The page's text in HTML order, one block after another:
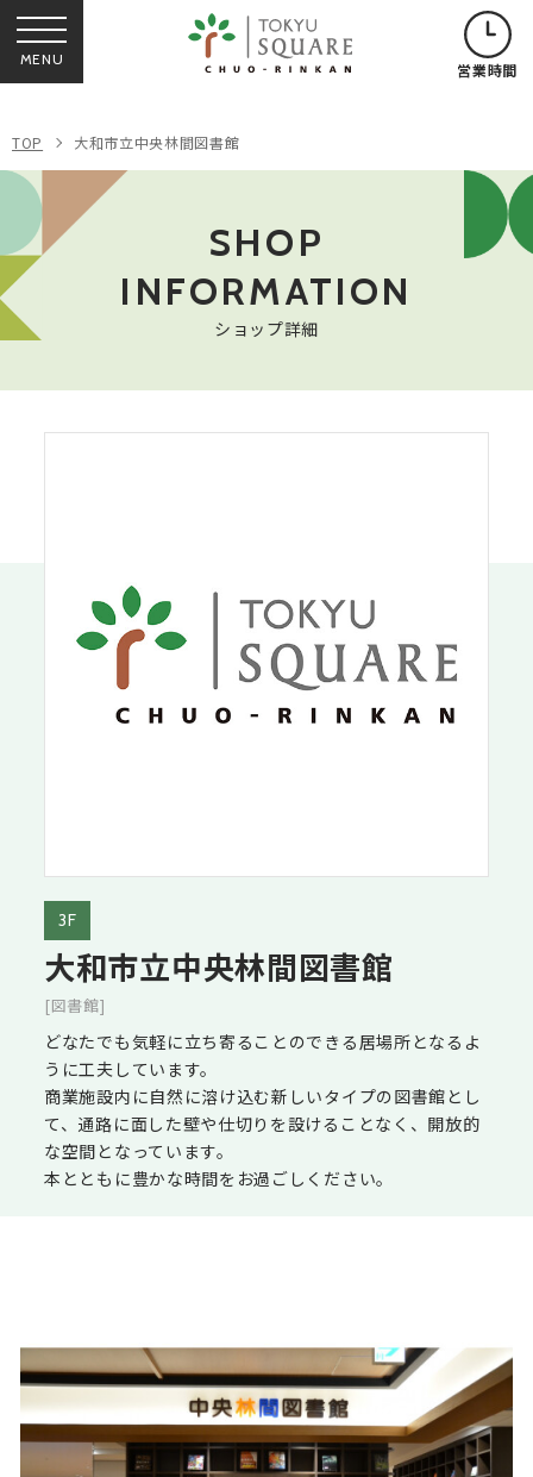
MENU 営業時間
TOP 大和市立中央林間図書館
SHOP
INFORMATION
ショップ詳細
3F
大和市立中央林間図書館
[図書館]
どなたでも気軽に立ち寄ることのできる居場所となるよ
うに工夫しています。
商業施設内に自然に溶け込む新しいタイプの図書館とし
て、通路に面した壁や仕切りを設けることなく、開放的
な空間となっています。
本とともに豊かな時間をお過ごしください。